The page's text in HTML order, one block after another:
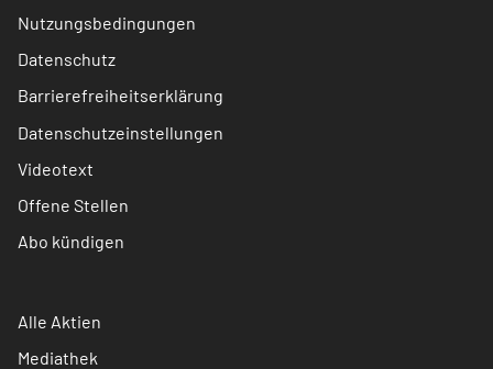
Nutzungsbedingungen
Datenschutz
Barrierefreiheitserklärung
Datenschutzeinstellungen
Videotext
Offene Stellen
Abo kündigen
Alle Aktien
Mediathek